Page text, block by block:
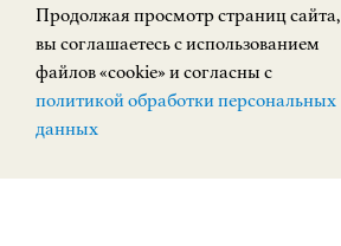
ЗАПИСАТЬСЯ
НА ЭКСКУРСИЮ
Продолжая просмотр страниц сайта,
вы соглашаетесь с использованием
файлов «cookie» и согласны с
политикой обработки персональных
данных